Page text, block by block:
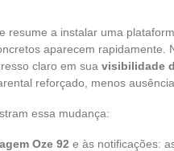
resume a instalar uma
aparecem rapidamente.
claro em sua visibilidade
reforçado, menos
essa mudança:
Oze 92 e às notificações: